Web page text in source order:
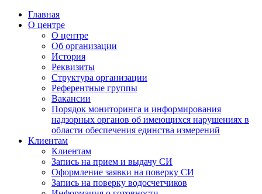
Главная
О центре
О центре
Об организации
История
Реквизиты
Структура организации
Референтные группы
Вакансии
Порядок мониторинга и информирования
надзорных органов об имеющихся нарушениях в
области обеспечения единства измерений
Клиентам
Клиентам
Запись на прием и выдачу СИ
Оформление заявки на поверку СИ
Запись на поверку водосчетчиков